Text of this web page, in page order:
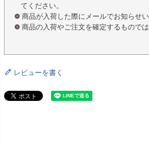
てください。
商品が入荷した際にメールでお知らせい
商品の入荷やご注文を確定するものでは
レビューを書く